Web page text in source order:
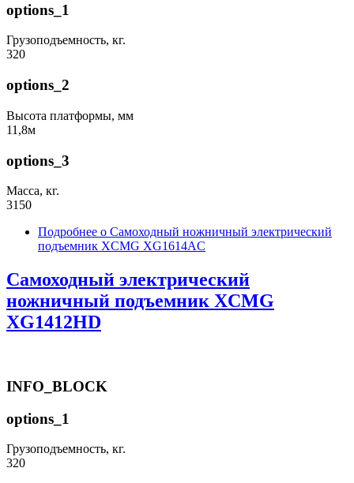
options_1
Грузоподъемность, кг.
320
options_2
Высота платформы, мм
11,8м
options_3
Масса, кг.
3150
Подробнее о Самоходный ножничный электрический
подъемник XCMG XG1614AC
Самоходный электрический
ножничный подъемник XCMG
XG1412HD
INFO_BLOCK
options_1
Грузоподъемность, кг.
320